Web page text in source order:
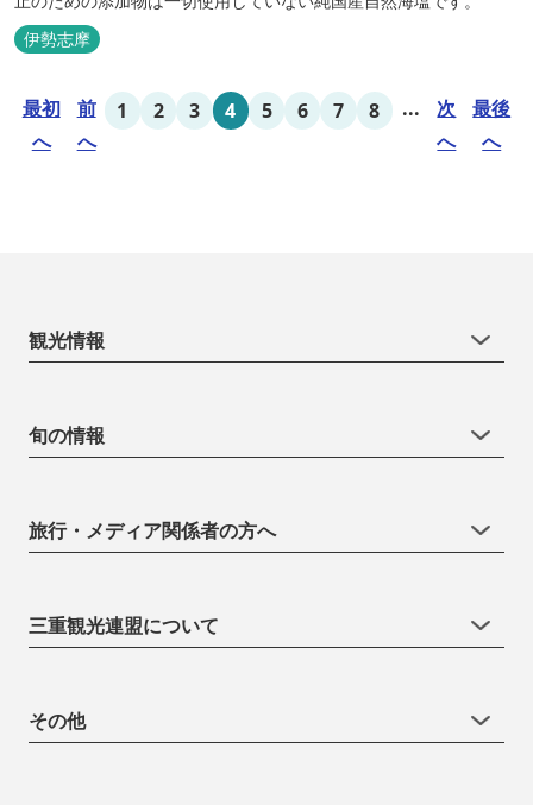
伊勢志摩
最初
へ
前
へ
1 2 3 4 5 6 7 8 ...
次
へ
最後
へ
観光情報
旬の情報
旅行・メディア関係者の方へ
三重観光連盟について
その他